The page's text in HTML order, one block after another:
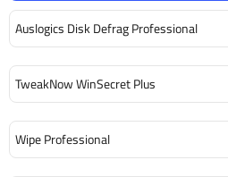
Auslogics Disk Defrag Professional
TweakNow WinSecret Plus
Wipe Professional